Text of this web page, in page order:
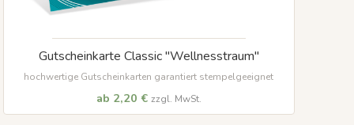
Gutscheinkarte Classic "Wellnesstraum"
hochwertige Gutscheinkarten garantiert stempelgeeignet
ab 2,20 € zzgl. MwSt.